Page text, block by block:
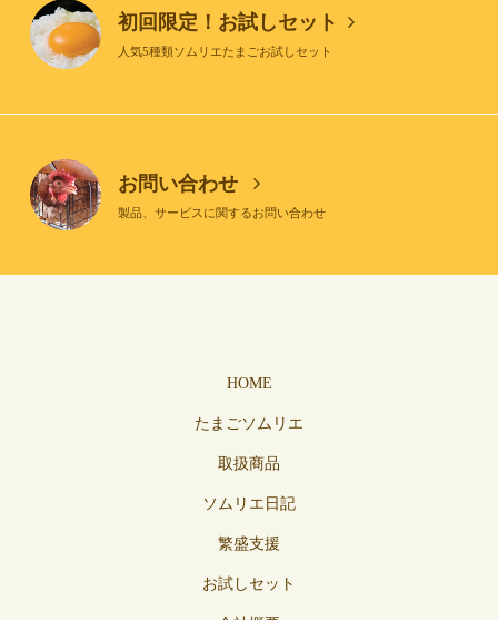
初回限定！お試しセット
人気5種類ソムリエたまごお試しセット
お問い合わせ
製品、サービスに関するお問い合わせ
HOME
たまごソムリエ
取扱商品
ソムリエ日記
繁盛支援
お試しセット